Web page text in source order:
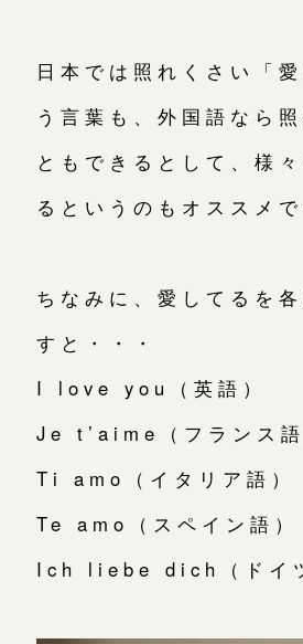
日本では照れくさい「
う言葉も、外国語なら
ともできるとして、様
るというのもオススメで
ちなみに、愛してるを
すと・・・
I love you（英語）
Je t’aime（フランス語
Ti amo（イタリア語）
Te amo（スペイン語）
Ich liebe dich（ドイ